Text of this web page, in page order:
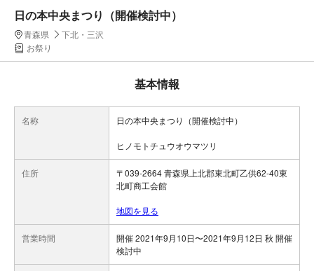
日の本中央まつり（開催検討中）
青森県
下北・三沢
お祭り
基本情報
名称 日の本中央まつり（開催検討中）
ヒノモトチュウオウマツリ
住所
〒039-2664 青森県上北郡東北町乙供62-40東
北町商工会館
地図を見る
営業時間
開催 2021年9月10日〜2021年9月12日 秋 開催
検討中